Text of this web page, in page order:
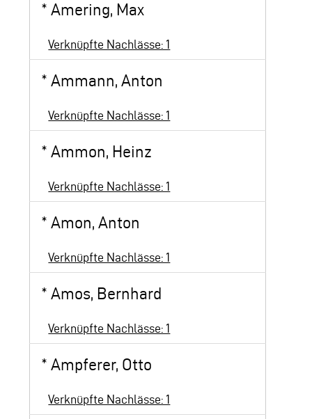
*Amering, Max
Verknüpfte Nachlässe: 1
*Ammann, Anton
Verknüpfte Nachlässe: 1
*Ammon, Heinz
Verknüpfte Nachlässe: 1
*Amon, Anton
Verknüpfte Nachlässe: 1
*Amos, Bernhard
Verknüpfte Nachlässe: 1
*Ampferer, Otto
Verknüpfte Nachlässe: 1